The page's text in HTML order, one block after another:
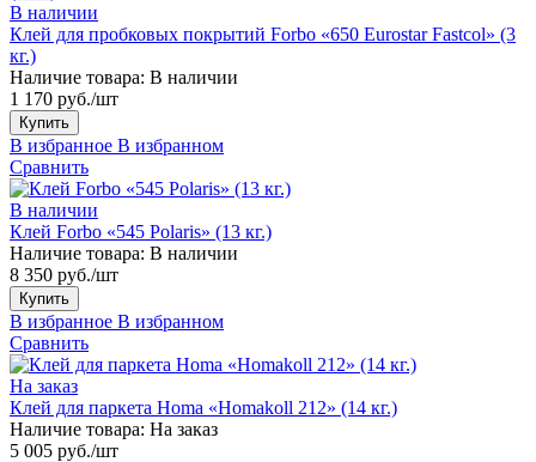
В наличии
Клей для пробковых покрытий Forbo «650 Eurostar Fastcol» (3
кг.)
Наличие товара: В наличии
1 170 руб./шт
Купить
В избранное В избранном
Сравнить
В наличии
Клей Forbo «545 Polaris» (13 кг.)
Наличие товара: В наличии
8 350 руб./шт
Купить
В избранное В избранном
Сравнить
На заказ
Клей для паркета Homa «Homakoll 212» (14 кг.)
Наличие товара: На заказ
5 005 руб./шт